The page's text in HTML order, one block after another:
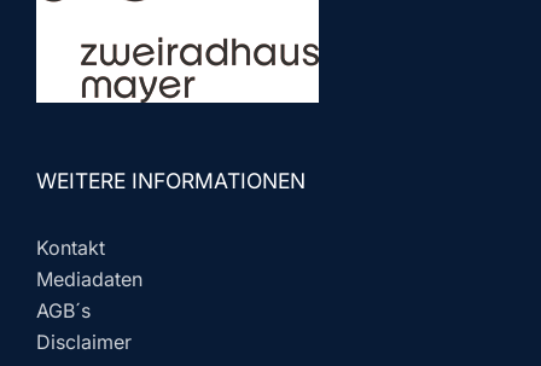
WEITERE INFORMATIONEN
Kontakt
Mediadaten
AGB´s
Disclaimer